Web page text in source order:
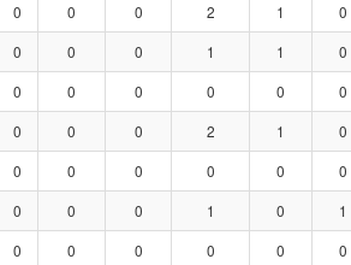
0 0 0 2 1 0
0 0 0 1 1 0
0 0 0 0 0 0
0 0 0 2 1 0
0 0 0 0 0 0
0 0 0 1 0 1
0 0 0 0 0 0